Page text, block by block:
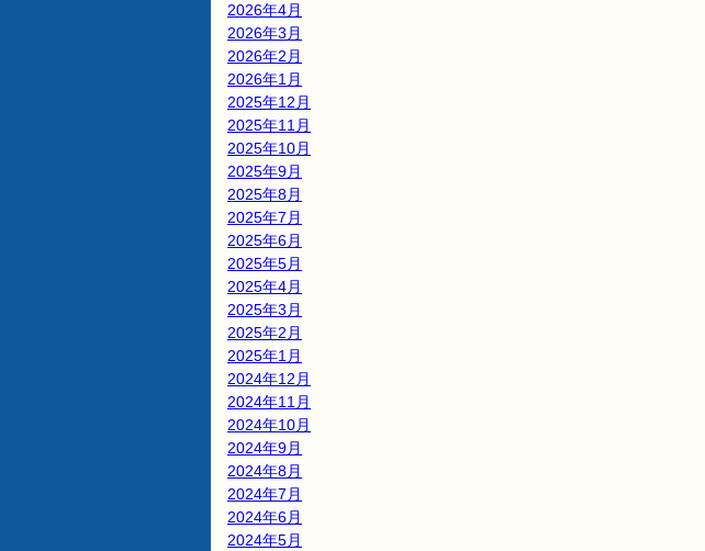
2026年4月
2026年3月
2026年2月
2026年1月
2025年12月
2025年11月
2025年10月
2025年9月
2025年8月
2025年7月
2025年6月
2025年5月
2025年4月
2025年3月
2025年2月
2025年1月
2024年12月
2024年11月
2024年10月
2024年9月
2024年8月
2024年7月
2024年6月
2024年5月